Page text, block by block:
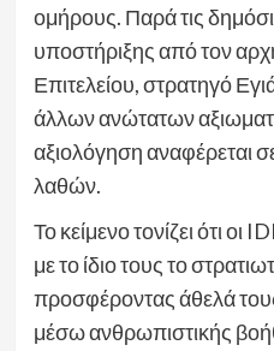
ομήρους. Παρά τις
υποστήριξης από τον
Επιτελείου, στρατηγό
άλλων ανώτατων
αξιολόγηση αναφέρεται
λαθών.
Το κείμενο τονίζει ότι οι
με το ίδιο τους το
προσφέροντας άθελά
μέσω ανθρωπιστικής